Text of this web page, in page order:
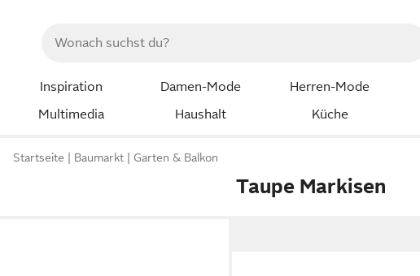
Inspiration Damen-Mode Herren-Mode
Multimedia
Haushalt Küche
Startseite Baumarkt Garten & Balkon
Taupe Markisen